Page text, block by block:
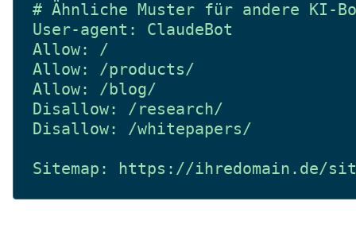
# Ähnliche Muster für andere KI-
User-agent: ClaudeBot
Allow: /
Allow: /products/
Allow: /blog/
Disallow: /research/
Disallow: /whitepapers/